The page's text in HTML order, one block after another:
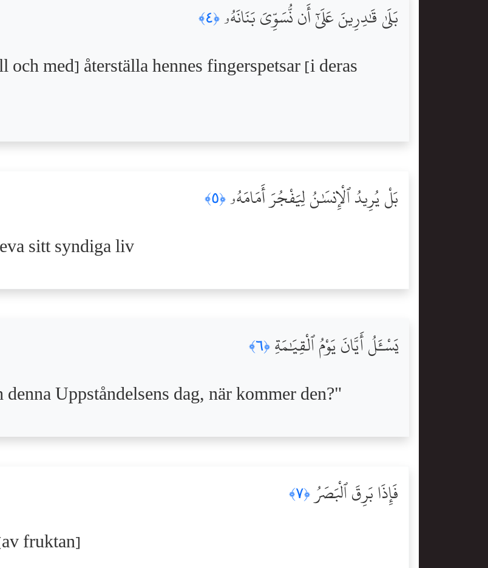
بَلَىٰ قَٰدِرِينَ عَلَىٰٓ أَن نُّسَوِّىَ بَنَانَهُۥ ﴿٤﴾
med] återställa hennes fingerspetsar [i deras
بَلْ يُرِيدُ ٱلْإِنسَٰنُ لِيَفْجُرَ أَمَامَهُۥ ﴿٥﴾
sitt syndiga liv
يَسْـَٔلُ أَيَّانَ يَوْمُ ٱلْقِيَٰمَةِ ﴿٦﴾
Uppståndelsens dag, när kommer den?"
فَإِذَا بَرِقَ ٱلْبَصَرُ ﴿٧﴾
fruktan]